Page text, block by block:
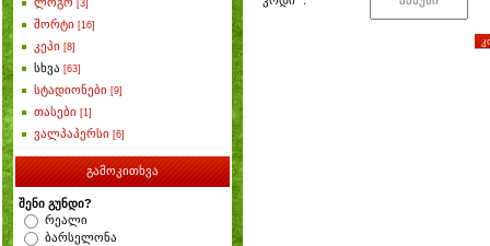
[3]
შორტი [16]
კეპი [8]
სხვა [63]
სტადიონები [9]
თასები [1]
ვალპაპერსი [6]
გამოკითხვა
შენი გუნდი?
რეალი
ბარსელონა